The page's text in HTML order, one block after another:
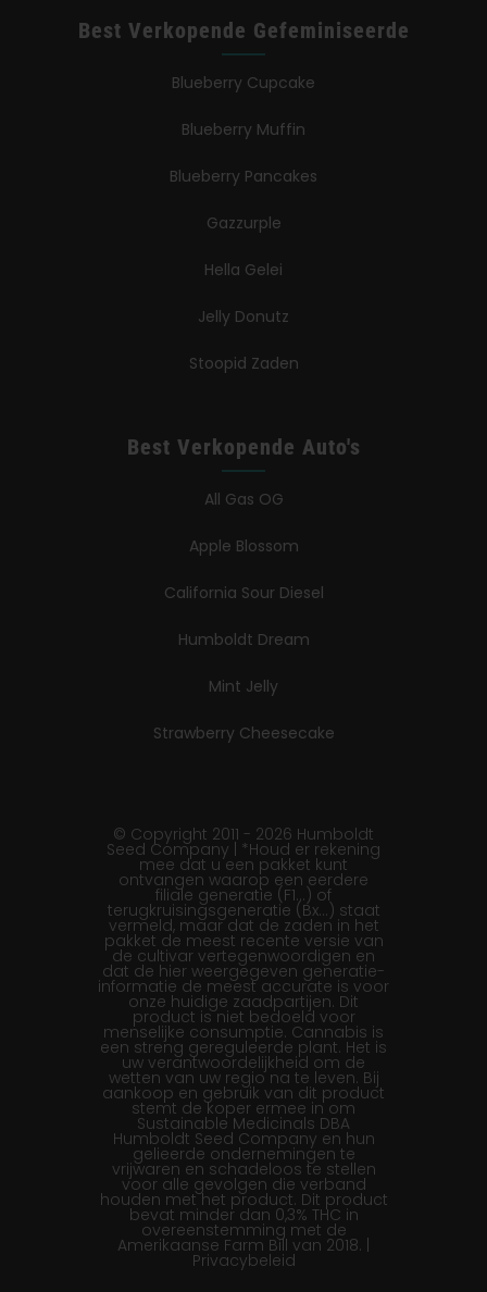
Best Verkopende Gefeminiseerde
Blueberry Cupcake
Blueberry Muffin
Blueberry Pancakes
Gazzurple
Hella Gelei
Jelly Donutz
Stoopid Zaden
Best Verkopende Auto's
All Gas OG
Apple Blossom
California Sour Diesel
Humboldt Dream
Mint Jelly
Strawberry Cheesecake
© Copyright 2011 - 2026 Humboldt
Seed Company | *Houd er rekening
mee dat u een pakket kunt
ontvangen waarop een eerdere
filiale generatie (F1…) of
terugkruisingsgeneratie (Bx…) staat
vermeld, maar dat de zaden in het
pakket de meest recente versie van
de cultivar vertegenwoordigen en
dat de hier weergegeven generatie-
informatie de meest accurate is voor
onze huidige zaadpartijen. Dit
product is niet bedoeld voor
menselijke consumptie. Cannabis is
een streng gereguleerde plant. Het is
uw verantwoordelijkheid om de
wetten van uw regio na te leven. Bij
aankoop en gebruik van dit product
stemt de koper ermee in om
Sustainable Medicinals DBA
Humboldt Seed Company en hun
gelieerde ondernemingen te
vrijwaren en schadeloos te stellen
voor alle gevolgen die verband
houden met het product. Dit product
bevat minder dan 0,3% THC in
overeenstemming met de
Amerikaanse Farm Bill van 2018. |
Privacybeleid